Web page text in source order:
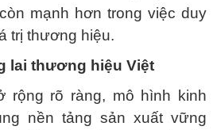
mạnh hơn trong việc duy
trị thương hiệu.
lai thương hiệu Việt
rộng rõ ràng, mô hình kinh
nền tảng sản xuất vững